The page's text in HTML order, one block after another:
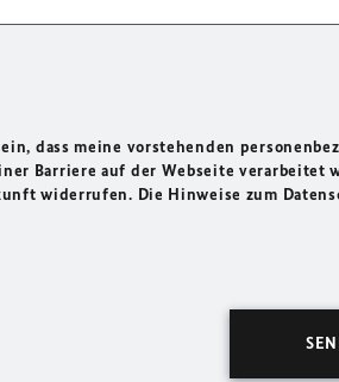
dass meine vorstehenden
Barriere auf der Webseite
widerrufen. Die Hinweise zum